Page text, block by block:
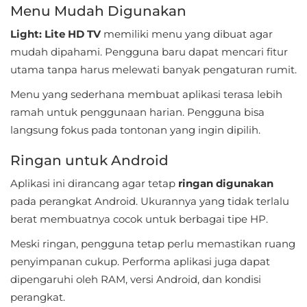
Food
&
Drink
Health
&
Fitness
House
Home
Libraries
&
Demo
Menu Mudah Digunakan
Light: Lite HD TV memiliki menu yang dibuat agar
mudah dipahami. Pengguna baru dapat mencari fitur
utama tanpa harus melewati banyak pengaturan rumit.
Menu yang sederhana membuat aplikasi terasa lebih
ramah untuk penggunaan harian. Pengguna bisa
langsung fokus pada tontonan yang ingin dipilih.
Ringan untuk Android
Aplikasi ini dirancang agar tetap ringan digunakan
pada perangkat Android. Ukurannya yang tidak terlalu
berat membuatnya cocok untuk berbagai tipe HP.
Meski ringan, pengguna tetap perlu memastikan ruang
penyimpanan cukup. Performa aplikasi juga dapat
dipengaruhi oleh RAM, versi Android, dan kondisi
perangkat.